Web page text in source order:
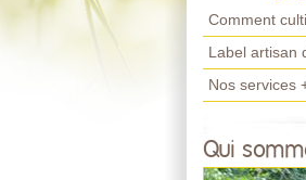
Comment
Label artisan
Nos services
Qui